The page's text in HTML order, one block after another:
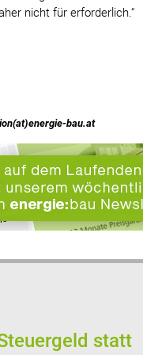
nicht für erforderlich.“
bau.at
statt